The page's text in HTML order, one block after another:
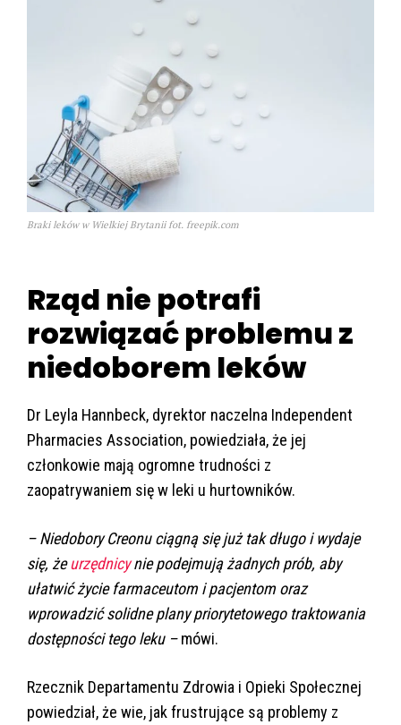
Braki leków w Wielkiej Brytanii fot. freepik.com
Rząd nie potrafi
rozwiązać problemu z
niedoborem leków
Dr Leyla Hannbeck, dyrektor naczelna Independent
Pharmacies Association, powiedziała, że jej
członkowie mają ogromne trudności z
zaopatrywaniem się w leki u hurtowników.
– Niedobory Creonu ciągną się już tak długo i wydaje
się, żeurzędnicynie podejmują żadnych prób, aby
ułatwić życie farmaceutom i pacjentom oraz
wprowadzić solidne plany priorytetowego traktowania
dostępności tego leku –mówi.
Rzecznik Departamentu Zdrowia i Opieki Społecznej
powiedział, że wie, jak frustrujące są problemy z